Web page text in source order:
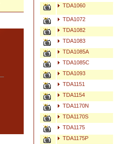
TDA1060
TDA1072
TDA1082
TDA1083
TDA1085A
TDA1085C
TDA1093
TDA1151
TDA1154
TDA1170N
TDA1170S
TDA1175
TDA1175P